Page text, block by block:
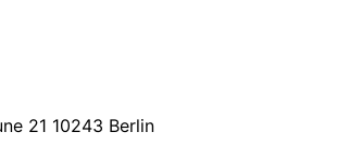
21 10243 Berlin